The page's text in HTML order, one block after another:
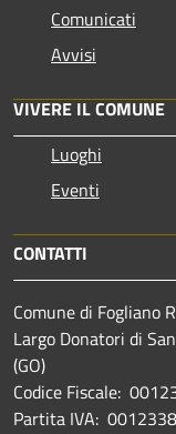
Comunicati
Avvisi
VIVERE IL COMUNE
Luoghi
Eventi
CONTATTI
Comune di Fogliano
Largo Donatori di
(GO)
Codice Fiscale:
Partita IVA: